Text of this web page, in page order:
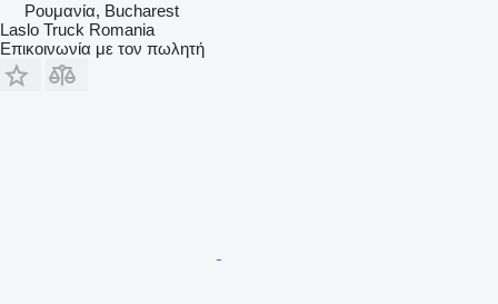
Ρουμανία, Bucharest
Laslo Truck Romania
Επικοινωνία με τον πωλητή